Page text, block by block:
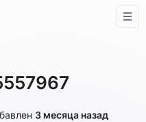
3 месяца назад